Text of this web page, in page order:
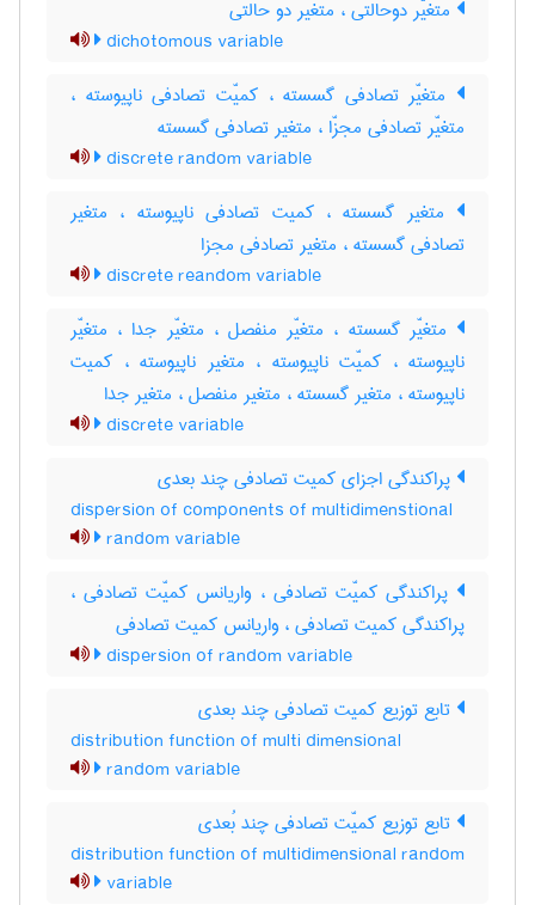
متغیّر دوحالتی ، متغیر دو حالتی
dichotomous variable
متغیّر تصادفی گسسته ، کمیّت تصادفی ناپیوسته ،
متغیّر تصادفی مجزّا ، متغیر تصادفی گسسته
discrete random variable
متغیر گسسته ، کمیت تصادفی ناپیوسته ، متغیر
تصادفی گسسته ، متغیر تصادفی مجزا
discrete reandom variable
متغیّر گسسته ، متغیّر منفصل ، متغیّر جدا ، متغیّر
ناپیوسته ، کمیّت ناپیوسته ، متغیر ناپیوسته ، کمیت
ناپیوسته ، متغیر گسسته ، متغیر منفصل ، متغیر جدا
discrete variable
پراکندگی اجزای کمیت تصادفی چند بعدی
dispersion of components of multidimenstional
random variable
پراکندگی کمیّت تصادفی ، واریانس کمیّت تصادفی ،
پراکندگی کمیت تصادفی ، واریانس کمیت تصادفی
dispersion of random variable
تابع توزیع کمیت تصادفی چند بعدی
distribution function of multi dimensional
random variable
تابع توزیع کمیّت تصادفی چند بُعدی
distribution function of multidimensional random
variable